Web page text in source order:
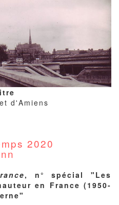
d'Amiens
2020
, n° spécial "Les
en France (1950-